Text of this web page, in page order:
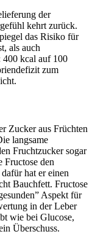
der
kehrt zurück.
das Risiko für
als auch
400 kcal auf 100
zum
Zucker aus Früchten
langsame
Fruchtzucker sogar
Fructose den
hat er einen
Bauchfett. Fructose
Aspekt für
in der Leber
wie bei Glucose,
Überschuss.